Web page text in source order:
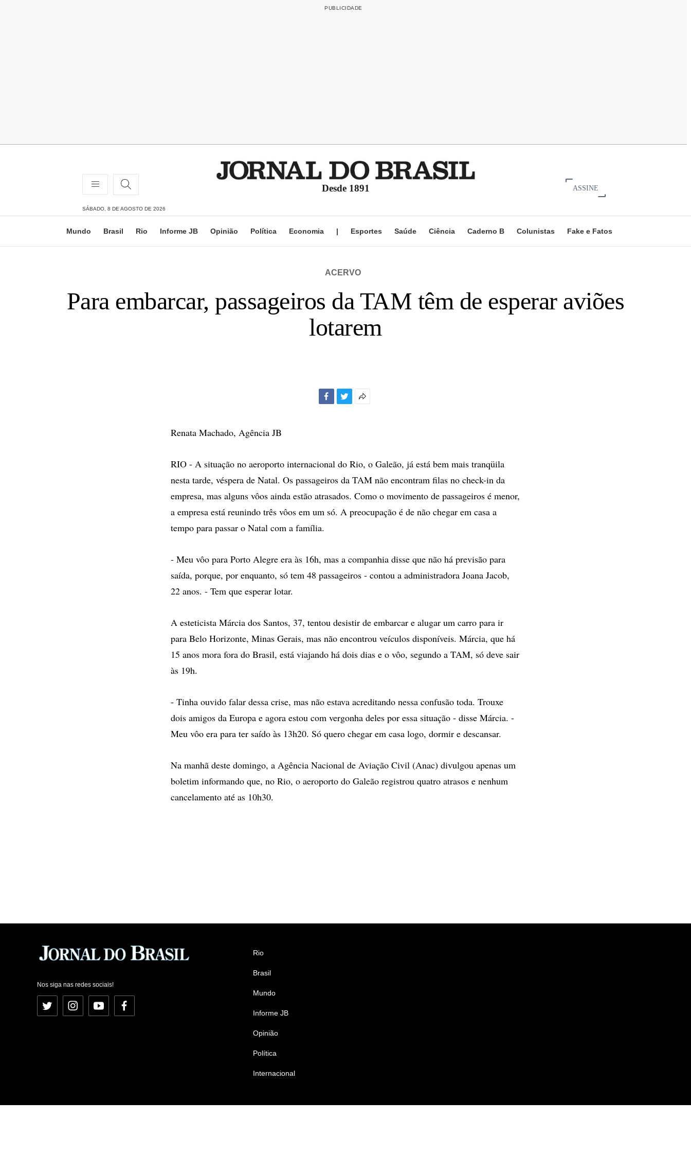
Desde 1891 ASSINE
SÁBADO, 8 DE AGOSTO DE 2026
Mundo Brasil Rio Informe JB Opinião Política Economia | Esportes Saúde Ciência Caderno B Colunistas Fake e Fatos
ACERVO
Para embarcar, passageiros da TAM têm de esperar aviões
lotarem
Renata Machado, Agência JB
RIO - A situação no aeroporto internacional do Rio, o Galeão, já está bem mais tranqüila
nesta tarde, véspera de Natal. Os passageiros da TAM não encontram filas no check-in da
empresa, mas alguns vôos ainda estão atrasados. Como o movimento de passageiros é menor,
a empresa está reunindo três vôos em um só. A preocupação é de não chegar em casa a
tempo para passar o Natal com a família.
- Meu vôo para Porto Alegre era às 16h, mas a companhia disse que não há previsão para
saída, porque, por enquanto, só tem 48 passageiros - contou a administradora Joana Jacob,
22 anos. - Tem que esperar lotar.
A esteticista Márcia dos Santos, 37, tentou desistir de embarcar e alugar um carro para ir
para Belo Horizonte, Minas Gerais, mas não encontrou veículos disponíveis. Márcia, que há
15 anos mora fora do Brasil, está viajando há dois dias e o vôo, segundo a TAM, só deve sair
às 19h.
- Tinha ouvido falar dessa crise, mas não estava acreditando nessa confusão toda. Trouxe
dois amigos da Europa e agora estou com vergonha deles por essa situação - disse Márcia. -
Meu vôo era para ter saído às 13h20. Só quero chegar em casa logo, dormir e descansar.
Na manhã deste domingo, a Agência Nacional de Aviação Civil (Anac) divulgou apenas um
boletim informando que, no Rio, o aeroporto do Galeão registrou quatro atrasos e nenhum
cancelamento até as 10h30.
Nos siga nas redes sociais!
Twitter InstagramYouTubeFacebook
Rio
Brasil
Mundo
Informe JB
Opinião
Política
Internacional